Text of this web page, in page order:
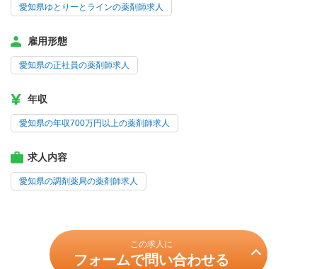
愛知県ゆとりーとラインの薬剤師求人
雇用形態
愛知県の正社員の薬剤師求人
年収
愛知県の年収700万円以上の薬剤師求人
求人内容
愛知県の調剤薬局の薬剤師求人
この求人に
フォームで問い合わせる